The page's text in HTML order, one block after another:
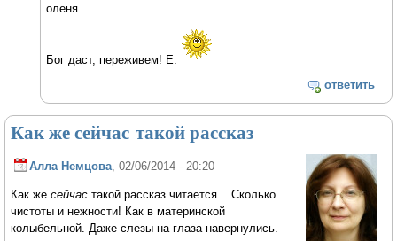
оленя...
Бог даст, переживем! Е.
ответить
Как же сейчас такой рассказ
Алла Немцова , 02/06/2014 - 20:20
Как жесейчастакой рассказ читается... Сколько
чистоты и нежности! Как в материнской
колыбельной. Даже слезы на глаза навернулись.